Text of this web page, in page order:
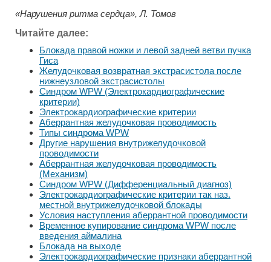
«Нарушения ритма сердца», Л. Томов
Читайте далее:
Блокада правой ножки и левой задней ветви пучка
Гиса
Желудочковая возвратная экстрасистола после
нижнеузловой экстрасистолы
Синдром WPW (Электрокардиографические
критерии)
Электрокардиографические критерии
Аберрантная желудочковая проводимость
Типы синдрома WPW
Другие нарушения внутрижелудочковой
проводимости
Аберрантная желудочковая проводимость
(Механизм)
Синдром WPW (Дифференциальный диагноз)
Электрокардиографические критерии так наз.
местной внутрижелудочковой блокады
Условия наступления аберрантной проводимости
Временное купирование синдрома WPW после
введения аймалина
Блокада на выходе
Электрокардиографические признаки аберрантной